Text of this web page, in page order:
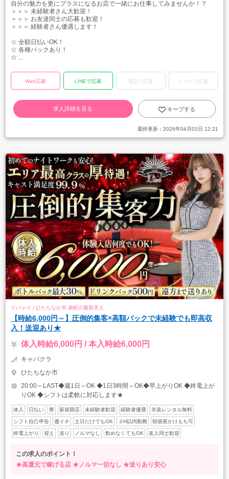
自分の魅力を更にプラスになるお店で一緒にお仕事してみませんか！？
＞＞＞ 未経験者さん大歓迎！
＞＞＞ お友達同士の応募も歓迎！
＞＞＞ 経験者さん優遇します！
☆ 全額日払いOK！
☆ 各種バックあり！
☆ ...
Web応募 LINEで応募 電話で応募 メールで応募
求人詳細を見る キープする
最終更新： 2026年04月02日 12:21
リバァイ / ひたちなか市 表町の最新求人
【時給6,000円～】圧倒的集客×高額バックで未経験でも即高収
入！送迎あり★
体入時給6,000円 / 本入時給6,000円
キャバクラ
ひたちなか市
20:00～LAST◆週1日～OK ◆1日3時間～OK◆早上がりOK ◆終電上が
りOK ◆シフトは柔軟に対応します★
体入 日払い 寮 新規開店 未経験者歓迎 経験者優遇 衣装レンタル無料
シフト自己申告 週イチ 土日だけでもOK ３H以内勤務 朝昼夜かけもち可
終電上がり 迎え 送り ノルマなし 飲めなくてもOK 友人同士歓迎
この求人のポイント！
★高還元で稼げる店 ★ノルマ一切なし ★送りあり安心